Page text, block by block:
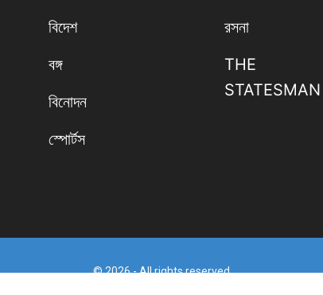
বিদেশ
বঙ্গ
বিনোদন
স্পোর্টস
রসনা
THE
STATESMAN
© 2026 - All rights reserved.